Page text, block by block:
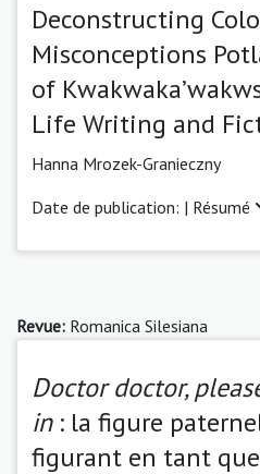
Deconstructing
Misconceptions
of
Life Writing and
Hanna Mrozek-Granieczny
Date de publication: | Résumé
Revue: Romanica Silesiana
Doctor doctor,
in: la figure
figurant en tant